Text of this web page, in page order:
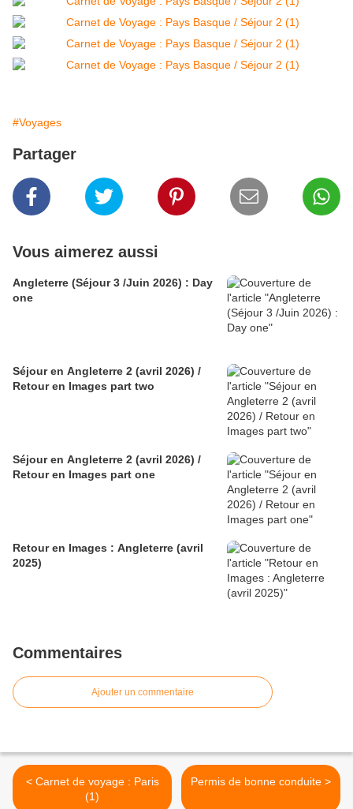
#Voyages
Partager
Vous aimerez aussi
Angleterre (Séjour 3 /Juin 2026) : Day
one
Séjour en Angleterre 2 (avril 2026) /
Retour en Images part two
Séjour en Angleterre 2 (avril 2026) /
Retour en Images part one
Retour en Images : Angleterre (avril
2025)
Commentaires
Ajouter un commentaire
< Carnet de voyage : Paris
(1)
Permis de bonne conduite >